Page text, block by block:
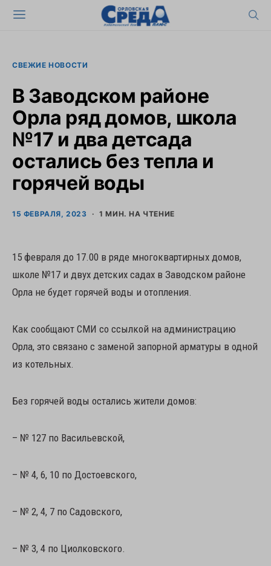
СВЕЖИЕ НОВОСТИ
В Заводском районе
Орла ряд домов, школа
№17 и два детсада
остались без тепла и
горячей воды
15 ФЕВРАЛЯ, 2023 1 МИН. НА ЧТЕНИЕ
15 февраля до 17.00 в ряде многоквартирных домов,
школе №17 и двух детских садах в Заводском районе
Орла не будет горячей воды и отопления.
Как сообщают СМИ со ссылкой на администрацию
Орла, это связано с заменой запорной арматуры в одной
из котельных.
Без горячей воды остались жители домов:
– № 127 по Васильевской,
– № 4, 6, 10 по Достоевского,
– № 2, 4, 7 по Садовского,
– № 3, 4 по Циолковского.